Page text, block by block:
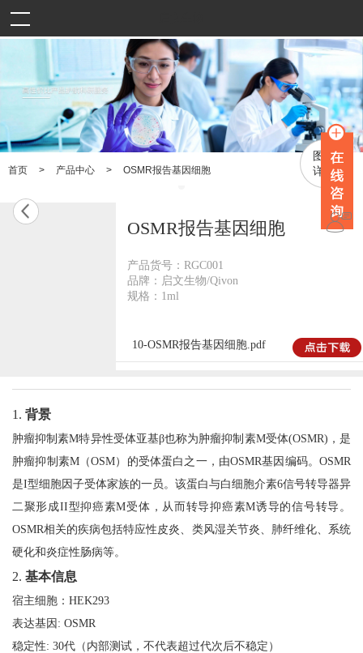
首页 > 产品中心 > OSMR报告基因细胞
图文
详情
OSMR报告基因细胞
产品货号：RGC001
品牌：启文生物/Qivon
规格：1ml
10-OSMR报告基因细胞.pdf
1. 背景
肿瘤抑制素M特异性受体亚基β也称为肿瘤抑制素M受体(OSMR) ，是
肿瘤抑制素M（OSM） 的受体蛋白之一，由OSMR基因编码。OSMR
是I型细胞因子受体家族的一员。该蛋白与白细胞介素6信号转导器异
二聚形成II型抑癌素M受体，从而转导抑癌素M诱导的信号转导 。
OSMR相关的疾病包括特应性皮炎、类风湿关节炎、肺纤维化、系统
硬化和炎症性肠病等。
2. 基本信息
宿主细胞： HEK293
表达基因: OSMR
稳定性: 30代（内部测试，不代表超过代次后不稳定）